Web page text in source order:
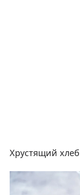
Хрустящий